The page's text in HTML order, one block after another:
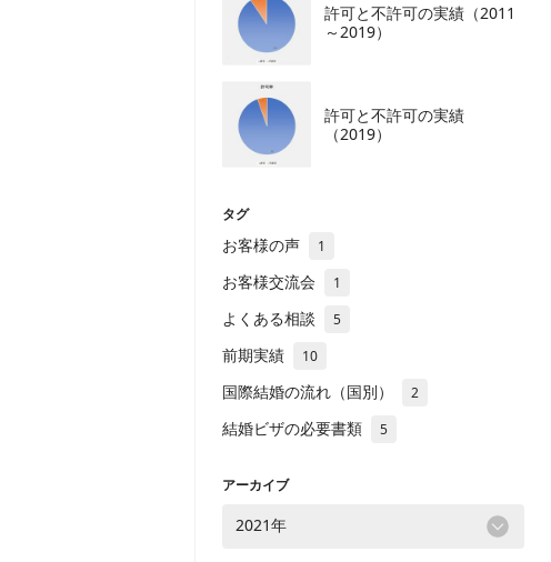
許可と不許可の実績（2011
～2019）
許可と不許可の実績
（2019）
タグ
お客様の声 1
お客様交流会 1
よくある相談 5
前期実績 10
国際結婚の流れ（国別） 2
結婚ビザの必要書類 5
アーカイブ
2021年